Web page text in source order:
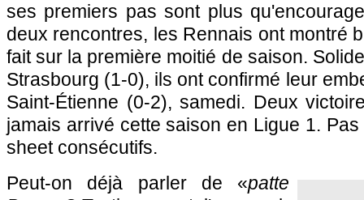
ses premiers pas sont plus
deux rencontres, les Rennais ont montré
fait sur la première moitié de saison.
Strasbourg (1-0), ils ont confirmé leur
Saint-Étienne (0-2), samedi. Deux
jamais arrivé cette saison en Ligue 1.
sheet consécutifs.
Peut-on déjà parler de «patte